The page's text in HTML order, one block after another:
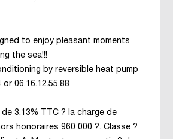
to enjoy pleasant moments
the sea!!!
by reversible heat pump
or 06.16.12.55.88
3.13% TTC ? la charge de
honoraires 960 000 ?. Classe ?